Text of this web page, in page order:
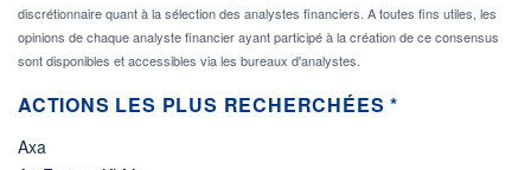
discrétionnaire quant à la sélection des analystes financiers. A toutes fins utiles, les
opinions de chaque analyste financier ayant participé à la création de ce consensus
sont disponibles et accessibles via les bureaux d'analystes.
ACTIONS LES PLUS RECHERCHÉES *
Axa